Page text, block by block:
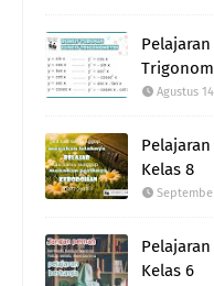
Agustus
Kelas 8
Kelas 6